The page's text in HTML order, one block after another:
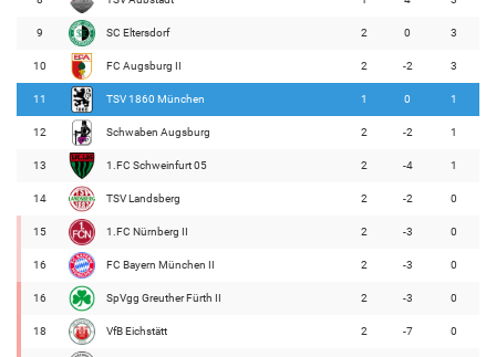
9 SC Eltersdorf 2 0 3
10 FC Augsburg II 2 -2 3
11 TSV 1860 München 1 0 1
12 Schwaben Augsburg 2 -2 1
13 1.FC Schweinfurt 05 2 -4 1
14 TSV Landsberg 2 -2 0
15 1.FC Nürnberg II 2 -3 0
16 FC Bayern München II 2 -3 0
16 SpVgg Greuther Fürth II 2 -3 0
18 VfB Eichstätt 2 -7 0